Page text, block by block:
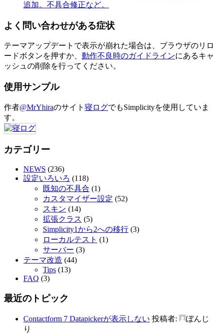
追加。不具合修正など。
よく問い合わせがある症状
テーマアップデートで表示が崩れた場合は、ブラウザのリロ
ードボタンを押すか、 動作不良時のガイドラインにあるキャ
ッシュの削除を行ってください。
使用サンプル
作者@MrYhiraのサイト 寝ログでもSimplicityを使用していま
す。
カテゴリー
NEWS (236)
設定いろいろ (118)
既知の不具合 (1)
カスタマイザー設定 (52)
スキン (14)
拡張クラス (5)
Simplicity1から2への移行 (3)
ローカルテスト (1)
サーバー (3)
テーマ改造 (44)
Tips (13)
FAQ (3)
最近のトピック
Contactform 7 Datapickerが表示しない 投稿者:
ぼんじ
り